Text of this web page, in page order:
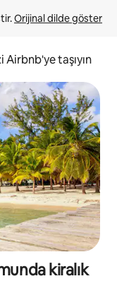
Orijinal dilde göster
Airbnb'ye taşıyın
kiralık